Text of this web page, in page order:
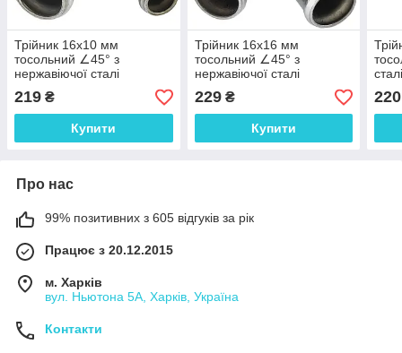
Трійник 16x10 мм
тосольний ∠45° з
нержавіючої сталі
219 ₴
Купити
Трійник 16x16 мм
тосольний ∠45° з
нержавіючої сталі
229₴
Купити
220
Про нас
99% позитивних з 605 відгуків за рік
Працює з 20.12.2015
м. Харків
вул. Ньютона 5А, Харків, Україна
Контакти